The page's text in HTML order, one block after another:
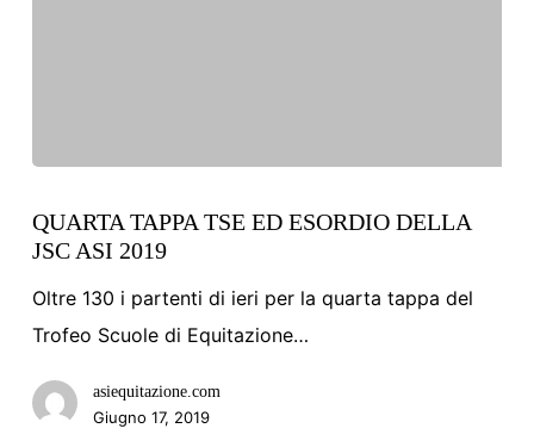
TAPPA
TSE
ED
ESORDIO
JSC
QUARTA TAPPA TSE ED ESORDIO DELLA
JSC ASI 2019
Oltre 130 i partenti di ieri per la quarta tappa del
Trofeo Scuole di Equitazione…
asiequitazione.com
Giugno 17, 2019